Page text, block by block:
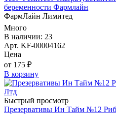
беременности Фармлайн
ФармЛайн Лимитед
Много
В наличии: 23
Арт. KF-00004162
Цена
от 175 ₽
В корзину
Быстрый просмотр
Презервативы Ин Тайм №12